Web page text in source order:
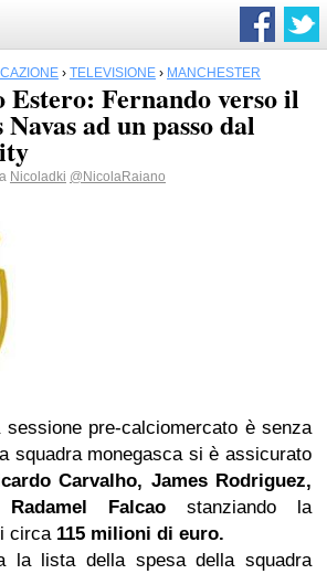
› TELEVISIONE › MANCHESTER
Estero: Fernando verso il
ad un passo dal
Nicoladki @NicolaRaiano
sessione pre-calciomercato è senza
squadra monegasca si è assicurato
Carvalho, James Rodriguez,
Falcao stanziando la
circa 115 milioni di euro.
la lista della spesa della squadra